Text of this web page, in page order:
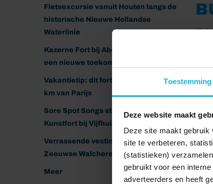
Toestemming
Deze website maakt
Deze site maakt
site te verbeteren,
(statistieken)
gebruikt voor een
adverteerders en heeft
Fietsexcursie vanuit Houten langs de
historische Nieuwe Hollandse
Waterlinie
Kazerne Fort bij Abcoude klaar voor
een nieuwe toekomst
Vakantietip: dit fort ligt nog geen 20
km van Parijs
Sore Spot Songs strijkt neer op het
Kunstfort bij Vijfhuizen
Verrassende vestingen van het
Zeeuwse Walcheren
Meer
23-